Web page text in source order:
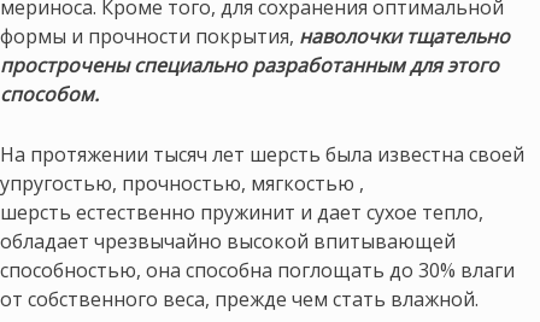
мериноса. Кроме того, для сохранения оптимальной
формы и прочности покрытия, наволочки тщательно
прострочены специально разработанным для этого
способом.
На протяжении тысяч лет шерсть была известна своей
упругостью, прочностью, мягкостью ,
шерсть естественно пружинит и дает сухое тепло,
обладает чрезвычайно высокой впитывающей
способностью, она способна поглощать до 30% влаги
от собственного веса, прежде чем стать влажной.